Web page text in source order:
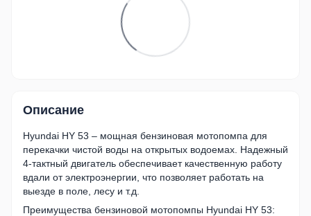
Описание
Hyundai HY 53 – мощная бензиновая мотопомпа для
перекачки чистой воды на открытых водоемах. Надежный
4-тактный двигатель обеспечивает качественную работу
вдали от электроэнергии, что позволяет работать на
выезде в поле, лесу и т.д.
Преимущества бензиновой мотопомпы Hyundai HY 53: